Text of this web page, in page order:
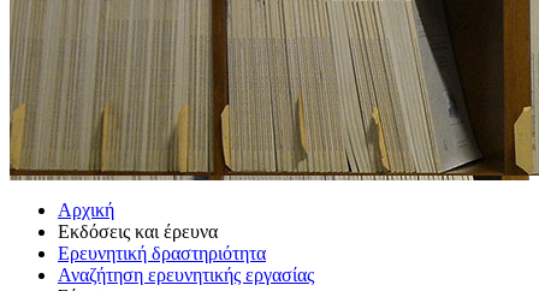
Αρχική
Εκδόσεις και έρευνα
Ερευνητική δραστηριότητα
Αναζήτηση ερευνητικής εργασίας